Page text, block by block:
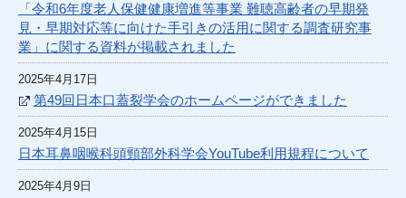
「令和6年度老人保健健康増進等事業 難聴高齢者の早期発
見・早期対応等に向けた手引きの活用に関する調査研究事
業」に関する資料が掲載されました
2025年4月17日
第49回日本口蓋裂学会のホームページができました
2025年4月15日
日本耳鼻咽喉科頭頸部外科学会YouTube利用規程について
2025年4月9日